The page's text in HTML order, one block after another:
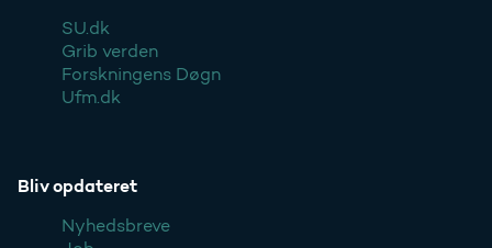
SU.dk
Grib verden
Forskningens Døgn
Ufm.dk
Bliv opdateret
Nyhedsbreve